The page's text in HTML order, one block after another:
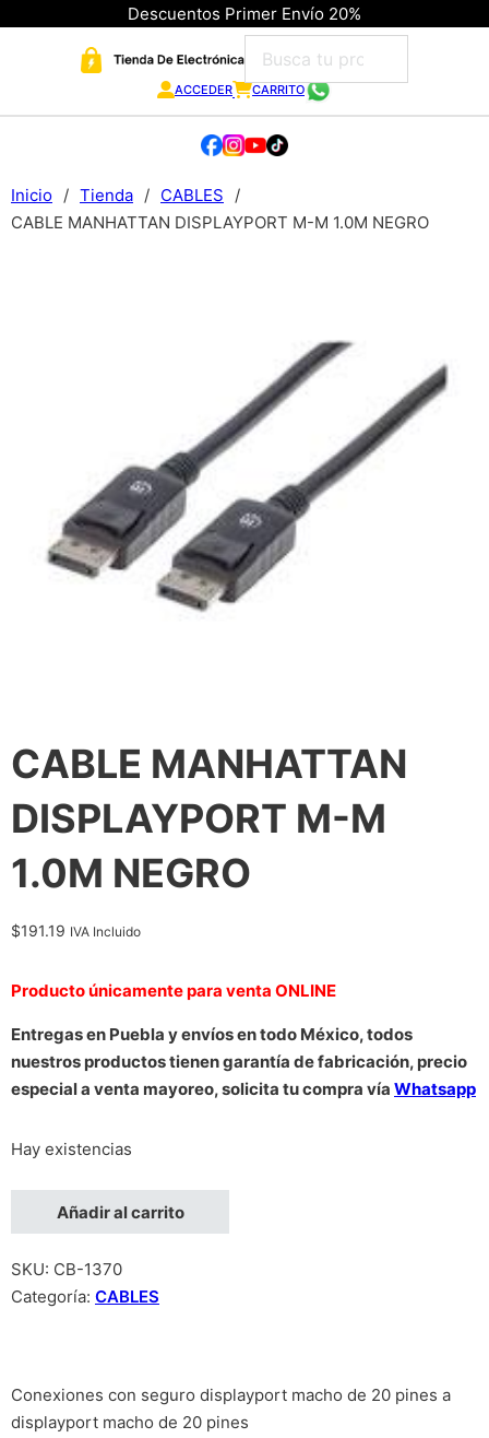
Descuentos Primer Envío 20%
ACCEDER CARRITO
Inicio / Tienda / CABLES
/
CABLE MANHATTAN DISPLAYPORT M-M 1.0M NEGRO
CABLE MANHATTAN
DISPLAYPORT M-M
1.0M NEGRO
$191.19 IVA Incluido
Producto únicamente para venta ONLINE
Entregas en Puebla y envíos en todo México, todos
nuestros productos tienen garantía de fabricación, precio
especial a venta mayoreo, solicita tu compra vía Whatsapp
Hay existencias
CABLE MANHATTAN DISPLAYPORT M-M 1.0M NEGRO
Añadir al carrito
SKU: CB-1370
Categoría: CABLES
Conexiones con seguro displayport macho de 20 pines a
displayport macho de 20 pines